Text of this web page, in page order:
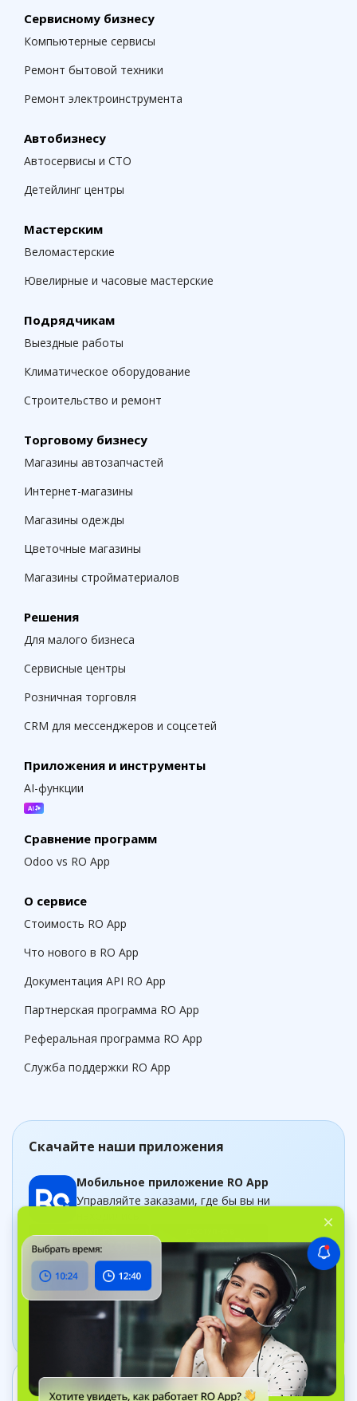
Сервисному бизнесу
Компьютерные сервисы
Ремонт бытовой техники
Ремонт электроинструмента
Автобизнесу
Автосервисы и СТО
Детейлинг центры
Мастерским
Веломастерские
Ювелирные и часовые мастерские
Подрядчикам
Выездные работы
Климатическое оборудование
Строительство и ремонт
Торговому бизнесу
Магазины автозапчастей
Интернет-магазины
Магазины одежды
Цветочные магазины
Магазины стройматериалов
Решения
Для малого бизнеса
Сервисные центры
Розничная торговля
CRM для мессенджеров и соцсетей
Приложения и инструменты
AI-функции
Сравнение программ
Odoo vs RO App
О сервисе
Стоимость RO App
Что нового в RO App
Документация API RO App
Партнерская программа RO App
Реферальная программа RO App
Служба поддержки RO App
Скачайте наши приложения
Мобильное приложение RO App
Управляйте заказами, где бы вы ни
Приложение Дашборд
Следите за бизнесом в рельном времени
Связаться с нами